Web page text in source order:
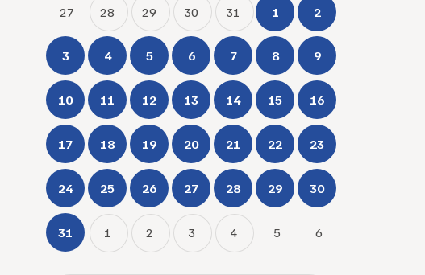
27 28 29 30 31 1 2
3 4 5 6 7 8 9
10 11 12 13 14 15 16
17 18 19 20 21 22 23
24 25 26 27 28 29 30
31 1 2 3 4 5 6